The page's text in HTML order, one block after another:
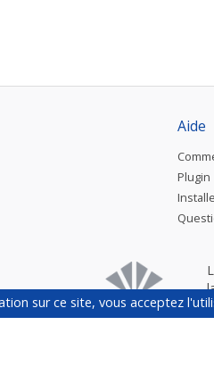
Aide
Plugin
sur ce site, vous acceptez